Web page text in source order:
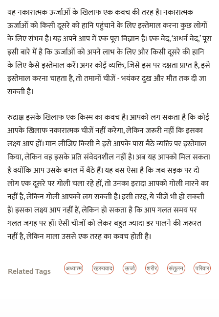
यह नकारात्मक ऊर्जाओं के खिलाफ एक कवच की तरह है। नकारात्मक
ऊर्जाओं को किसी दूसरे को हानि पहुंचाने के लिए इस्तेमाल करना कुछ लोगों
के लिए संभव है। यह अपने आप में एक पूरा विज्ञान है। एक वेद, ‘अथर्व वेद,’ पूरा
इसी बारे में है कि ऊर्जाओं को अपने लाभ के लिए और किसी दूसरे की हानि
के लिए कैसे इस्तेमाल करें। अगर कोई व्यक्ति, जिसे इस पर दक्षता प्राप्त है, इसे
इस्तेमाल करना चाहता है, तो तमामों चीजें - भयंकर दुख और मौत तक दी जा
सकती है।
रुद्राक्ष इसके खिलाफ एक किस्म का कवच है। आपको लग सकता है कि कोई
आपके खिलाफ नकारात्मक चीजें नहीं करेगा, लेकिन जरूरी नहीं कि इसका
लक्ष्य आप हों। मान लीजिए किसी ने इसे आपके पास बैठे व्यक्ति पर इस्तेमाल
किया, लेकिन वह इसके प्रति संवेदनशील नहीं है। अब यह आपको मिल सकता
है क्योंकि आप उसके बगल में बैठे हैं। यह बस ऐसा है कि जब सड़क पर दो
लोग एक दूसरे पर गोली चला रहे हों, तो उनका इरादा आपको गोली मारने का
नहीं है, लेकिन गोली आपको लग सकती है। इसी तरह, ये चीजें भी हो सकती
हैं। इसका लक्ष्य आप नहीं हैं, लेकिन हो सकता है कि आप गलत समय पर
गलत जगह पर हों। ऐसी चीजों को लेकर बहुत ज्यादा डर पालने की जरूरत
नहीं है, लेकिन माला उससे एक तरह का कवच होती है।
Related Tags अध्यात्म रहस्यवाद ऊर्जा शरीर संतुलन परिवार